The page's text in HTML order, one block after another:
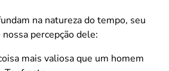
na natureza do tempo, seu
percepção dele:
mais valiosa que um homem